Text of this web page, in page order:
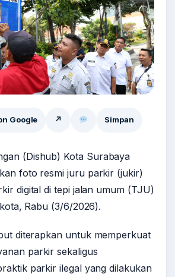
Google ↗ Simpan
(Dishub) Kota Surabaya
foto resmi juru parkir (jukir)
digital di tepi jalan umum (TJU)
Rabu (3/6/2026).
diterapkan untuk memperkuat
parkir sekaligus
parkir ilegal yang dilakukan